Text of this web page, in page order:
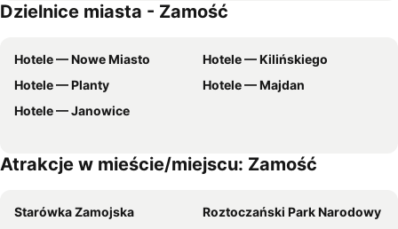
Karczma Zamojszczyzna
Hotel Junior
Motel Korona
Pokoje Stare Miasto
Hotel Marina
Piękne Roztocze
Arte
Agroturystyka Susełek
Hotel Starowka Zamosc
Dzielnice miasta - Zamość
Hotele — Nowe Miasto
Hotele — Kilińskiego
Hotele — Planty
Hotele — Majdan
Hotele — Janowice
Atrakcje w mieście/miejscu: Zamość
Starówka Zamojska
Roztoczański Park Narodowy